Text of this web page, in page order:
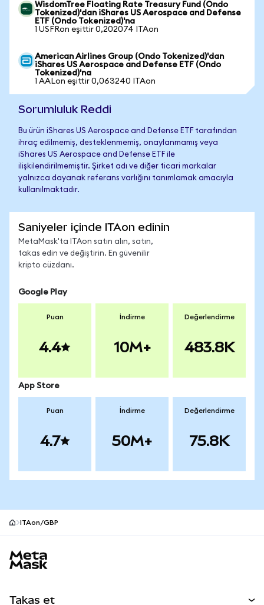
WisdomTree Floating Rate Treasury Fund (Ondo
Tokenized)'dan iShares US Aerospace and Defense
ETF (Ondo Tokenized)'na
1 USFRon eşittir 0,202074 ITAon
American Airlines Group (Ondo Tokenized)'dan
iShares US Aerospace and Defense ETF (Ondo
Tokenized)'na
1 AALon eşittir 0,063240 ITAon
Sorumluluk Reddi
Bu ürün iShares US Aerospace and Defense ETF tarafından
ihraç edilmemiş, desteklenmemiş, onaylanmamış veya
iShares US Aerospace and Defense ETF ile
ilişkilendirilmemiştir. Şirket adı ve diğer ticari markalar
yalnızca dayanak referans varlığını tanımlamak amacıyla
kullanılmaktadır.
Saniyeler içinde ITAon edinin
MetaMask'ta ITAon satın alın, satın,
takas edin ve değiştirin. En güvenilir
kripto cüzdanı.
Google Play
Puan
4.4
İndirme
10M+
Değerlendirme
483.8K
App Store
Puan
4.7
İndirme
50M+
Değerlendirme
75.8K
ITAon/GBP
Takas et